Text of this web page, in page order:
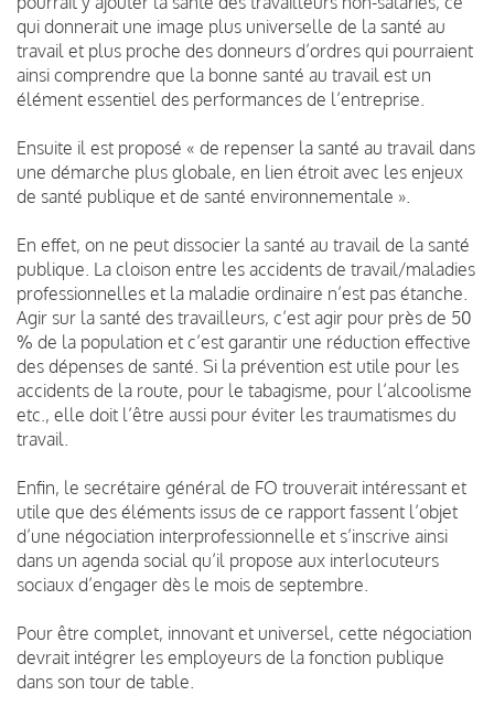
qui donnerait une image plus universelle de la santé au
travail et plus proche des donneurs d’ordres qui pourraient
ainsi comprendre que la bonne santé au travail est un
élément essentiel des performances de l’entreprise.
Ensuite il est proposé « de repenser la santé au travail dans
une démarche plus globale, en lien étroit avec les enjeux
de santé publique et de santé environnementale ».
En effet, on ne peut dissocier la santé au travail de la santé
publique. La cloison entre les accidents de travail/maladies
professionnelles et la maladie ordinaire n’est pas étanche.
Agir sur la santé des travailleurs, c’est agir pour près de 50
% de la population et c’est garantir une réduction effective
des dépenses de santé. Si la prévention est utile pour les
accidents de la route, pour le tabagisme, pour l’alcoolisme
etc., elle doit l’être aussi pour éviter les traumatismes du
travail.
Enfin, le secrétaire général de FO trouverait intéressant et
utile que des éléments issus de ce rapport fassent l’objet
d’une négociation interprofessionnelle et s’inscrive ainsi
dans un agenda social qu’il propose aux interlocuteurs
sociaux d’engager dès le mois de septembre.
Pour être complet, innovant et universel, cette négociation
devrait intégrer les employeurs de la fonction publique
dans son tour de table.